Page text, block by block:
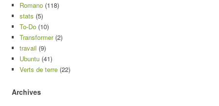
Romano (118)
stats (5)
To-Do (10)
Transformer(2)
travail (9)
Ubuntu (41)
Verts de terre (22)
Archives